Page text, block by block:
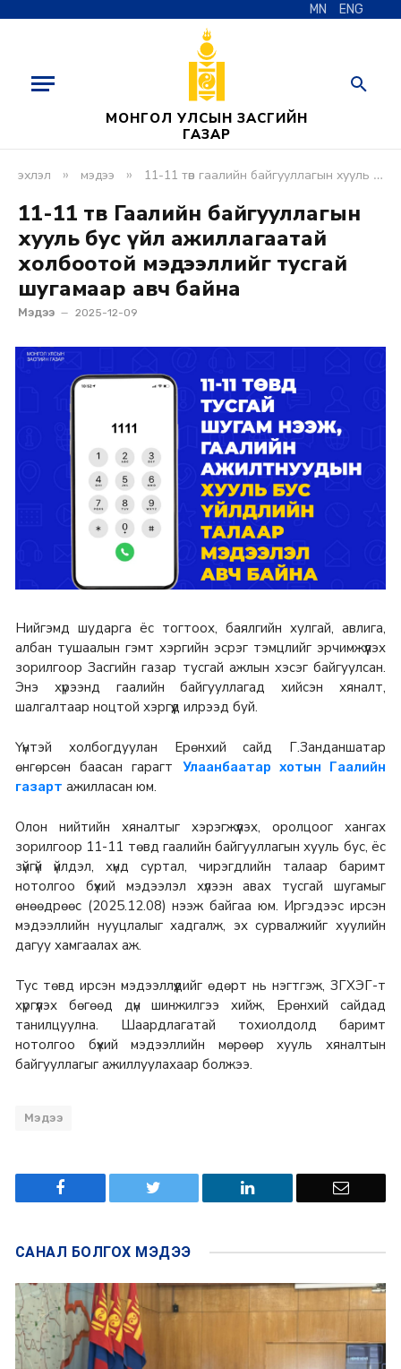
MN ENG
МОНГОЛ УЛСЫН ЗАСГИЙН
ГАЗАР
эхлэл » мэдээ » 11-11 төв гаалийн байгууллагын хууль бус үйл ажиллагаатай холбоотой мэдээллийг тусгай шугамаар авч байна
11-11 төв Гаалийн байгууллагын
хууль бус үйл ажиллагаатай
холбоотой мэдээллийг тусгай
шугамаар авч байна
Мэдээ 2025-12-09
Нийгэмд шударга ёс тогтоох, баялгийн хулгай, авлига,
албан тушаалын гэмт хэргийн эсрэг тэмцлийг эрчимжүүлэх
зорилгоор Засгийн газар тусгай ажлын хэсэг байгуулсан.
Энэ хүрээнд гаалийн байгууллагад хийсэн хяналт,
шалгалтаар ноцтой хэргүүд илрээд буй.
Үүнтэй холбогдуулан Ерөнхий сайд Г.Занданшатар
өнгөрсөн баасан гарагт Улаанбаатар хотын Гаалийн
газарт ажилласан юм.
Олон нийтийн хяналтыг хэрэгжүүлэх, оролцоог хангах
зорилгоор 11-11 төвд гаалийн байгууллагын хууль бус, ёс
зүйгүй үйлдэл, хүнд суртал, чирэгдлийн талаар баримт
нотолгоо бүхий мэдээлэл хүлээн авах тусгай шугамыг
өнөөдрөөс (2025.12.08) нээж байгаа юм. Иргэдээс ирсэн
мэдээллийн нууцлалыг хадгалж, эх сурвалжийг хуулийн
дагуу хамгаалах аж.
Тус төвд ирсэн мэдээллүүдийг өдөрт нь нэгтгэж, ЗГХЭГ-т
хүргүүлэх бөгөөд дүн шинжилгээ хийж, Ерөнхий сайдад
танилцуулна. Шаардлагатай тохиолдолд баримт
нотолгоо бүхий мэдээллийн мөрөөр хууль хяналтын
байгууллагыг ажиллуулахаар болжээ.
Мэдээ
САНАЛ БОЛГОХ МЭДЭЭ